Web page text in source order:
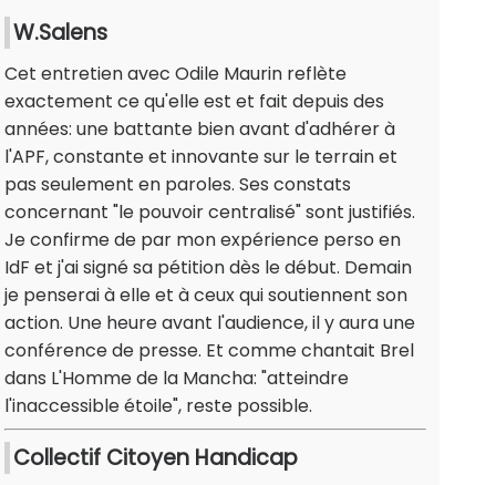
W.Salens
Cet entretien avec Odile Maurin reflète
exactement ce qu'elle est et fait depuis des
années: une battante bien avant d'adhérer à
l'APF, constante et innovante sur le terrain et
pas seulement en paroles. Ses constats
concernant "le pouvoir centralisé" sont justifiés.
Je confirme de par mon expérience perso en
IdF et j'ai signé sa pétition dès le début. Demain
je penserai à elle et à ceux qui soutiennent son
action. Une heure avant l'audience, il y aura une
conférence de presse. Et comme chantait Brel
dans L'Homme de la Mancha: "atteindre
l'inaccessible étoile", reste possible.
Collectif Citoyen Handicap